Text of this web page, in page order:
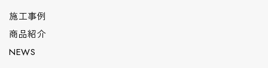
施工事例
商品紹介
NEWS